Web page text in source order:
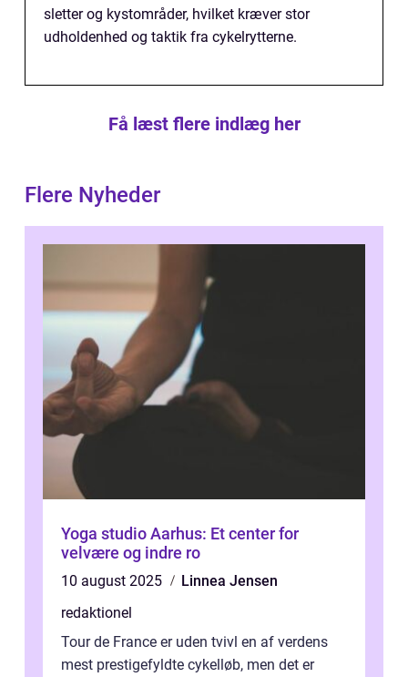
sletter og kystområder, hvilket kræver stor
udholdenhed og taktik fra cykelrytterne.
Få læst flere indlæg her
Flere Nyheder
Yoga studio Aarhus: Et center for
velvære og indre ro
10 august 2025
Linnea Jensen
redaktionel
Tour de France er uden tvivl en af verdens
mest prestigefyldte cykelløb, men det er